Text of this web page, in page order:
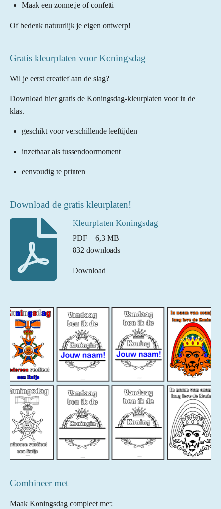
Maak een zonnetje of confetti
Of bedenk natuurlijk je eigen ontwerp!
Gratis kleurplaten voor Koningsdag
Wil je eerst creatief aan de slag?
Download hier gratis de Koningsdag-kleurplaten voor in de
klas.
geschikt voor verschillende leeftijden
inzetbaar als tussendoormoment
eenvoudig te printen
Download de gratis kleurplaten!
Kleurplaten Koningsdag
PDF – 6,3 MB
832 downloads
Download
Combineer met
Maak Koningsdag compleet met: